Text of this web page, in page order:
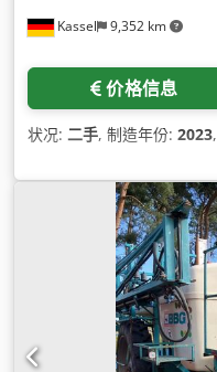
Kassel 9,352 km
价格信息
状况: 二手, 制造年份: 2023,